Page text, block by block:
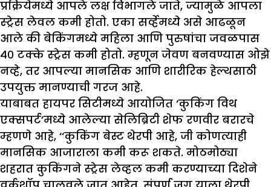
प्रक्रियेमध्ये आपले लक्ष विभागले जाते, ज्यामुळे आपला
स्ट्रेस लेवल कमी होतो. एका सर्व्हेमध्ये असे आढळून
आले की बेकिंगमध्ये महिला आणि पुरुषांचा जवळपास
४० टक्के स्ट्रेस कमी होतो. म्हणून जेवण बनवण्यास ओझे
नव्हे, तर आपल्या मानसिक आणि शारीरिक हेल्थसाठी
उपयुक्त मानण्याची गरज आहे.
याबाबत हायपर सिटीमध्ये आयोजित ‘कुकिंग विथ
एक्सपर्ट’मध्ये आलेल्या सेलिब्रिटी शेफ रणवीर बरारचे
म्हणणे आहे, ‘‘कुकिंग बेस्ट थेरपी आहे, जी कोणत्याही
मानसिक आजाराला कमी करू शकते. मोठमोठ्या
शहरात कुकिंगने स्ट्रेस लेव्हल कमी करण्याच्या दिशेने